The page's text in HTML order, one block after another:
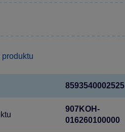
produktu
8593540002525
907KOH-
016260100000